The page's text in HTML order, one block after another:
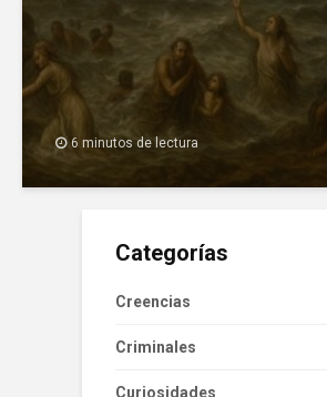
6 minutos de lectura
Categorías
Creencias
Criminales
Curiosidades